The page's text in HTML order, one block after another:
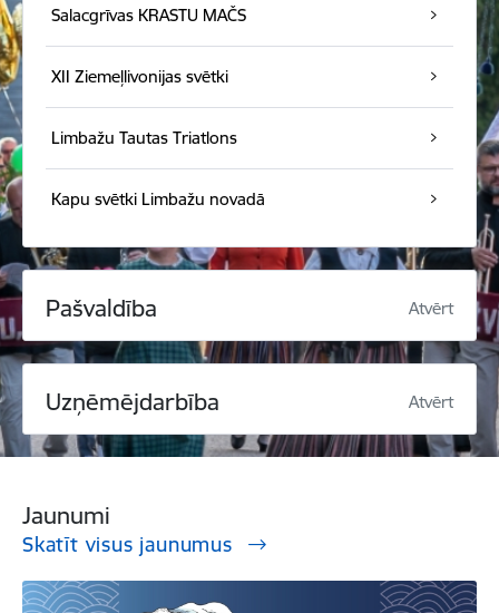
Salacgrīvas KRASTU MAČS
XII Ziemeļlivonijas svētki
Limbažu Tautas Triatlons
Kapu svētki Limbažu novadā
Pašvaldība Atvērt
Uzņēmējdarbība Atvērt
Jaunumi
Skatīt visus jaunumus